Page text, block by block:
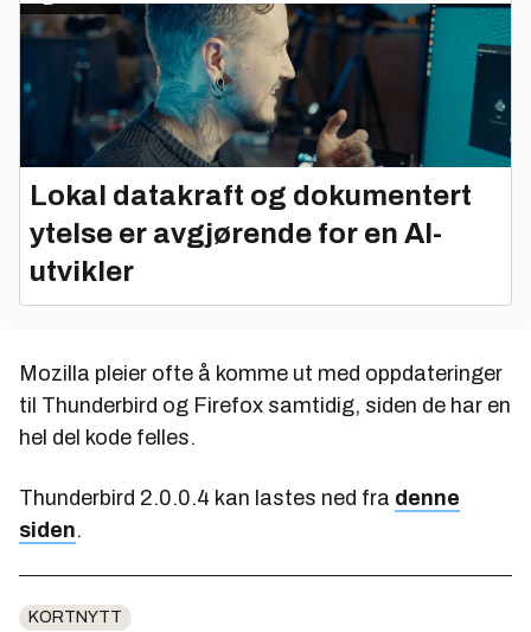
Lokal datakraft og dokumentert
ytelse er avgjørende for en AI-
utvikler
Mozilla pleier ofte å komme ut med oppdateringer
til Thunderbird og Firefox samtidig, siden de har en
hel del kode felles.
Thunderbird 2.0.0.4 kan lastes ned fra denne
siden.
KORTNYTT